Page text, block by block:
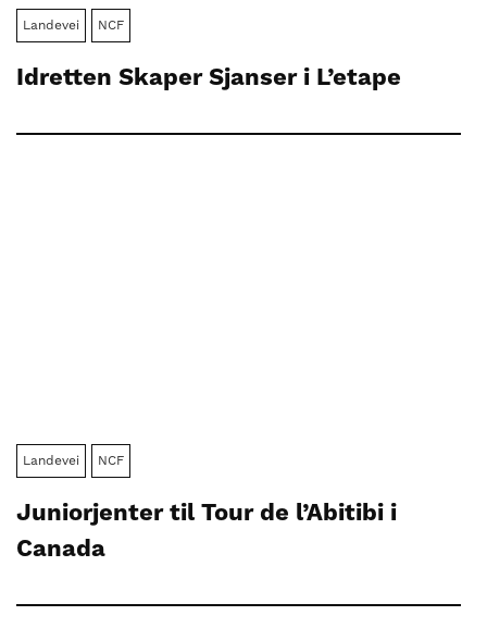
Landevei NCF
Idretten Skaper Sjanser i L’etape
Landevei NCF
Juniorjenter til Tour de l’Abitibi i
Canada